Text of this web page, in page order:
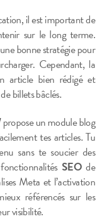
il est important de
sur le long terme.
bonne stratégie pour
Cependant, la
bien rédigé et
billets bâclés.
propose un module blog
tes articles. Tu
sans te soucier des
SEOde
Meta et l’activation
référencés sur les
visibilité.